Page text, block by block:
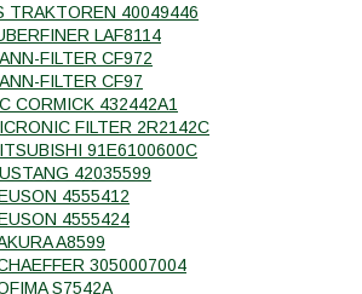
TRAKTOREN 40049446
LAF8114
FILTER CF972
FILTER CF97
CORMICK 432442A1
FILTER 2R2142C
91E6100600C
42035599
4555412
4555424
A8599
3050007004
S7542A